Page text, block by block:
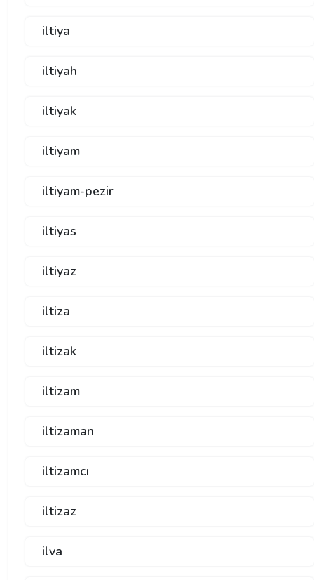
iltiya
iltiyah
iltiyak
iltiyam
iltiyam-pezir
iltiyas
iltiyaz
iltiza
iltizak
iltizam
iltizaman
iltizamcı
iltizaz
ilva